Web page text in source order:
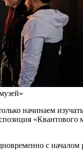
начинаем
с